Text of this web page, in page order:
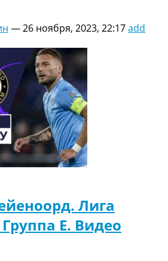
—26 ноября, 2023, 22:17add
Лига
E. Видео